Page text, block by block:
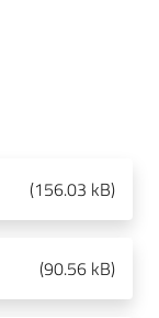
(156.03 kB)
(90.56 kB)